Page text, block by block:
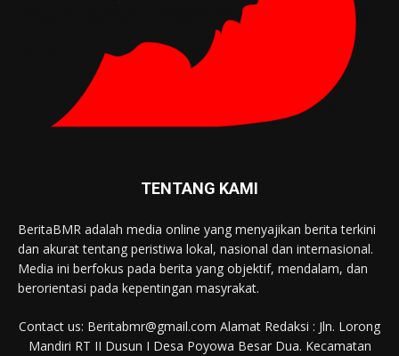
TENTANG KAMI
BeritaBMR adalah media online yang menyajikan berita terkini
dan akurat tentang peristiwa lokal, nasional dan internasional.
Media ini berfokus pada berita yang objektif, mendalam, dan
berorientasi pada kepentingan masyrakat.
Contact us: Beritabmr@gmail.com Alamat Redaksi : Jln. Lorong
Mandiri RT II Dusun I Desa Poyowa Besar Dua. Kecamatan